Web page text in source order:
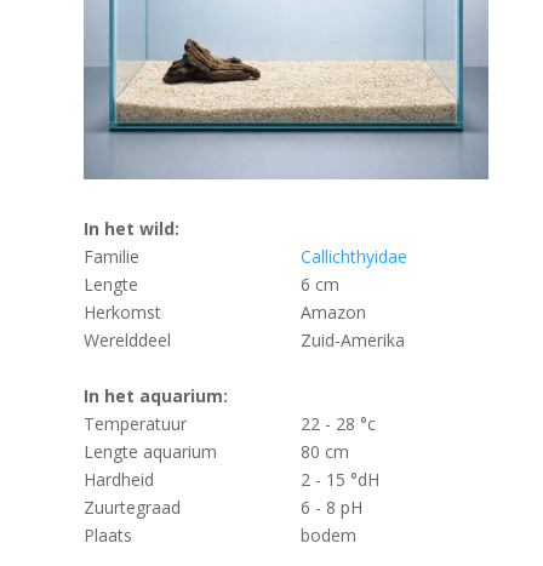
In het wild:
Familie
Callichthyidae
Lengte
6 cm
Herkomst
Amazon
Werelddeel
Zuid-Amerika
In het aquarium:
Temperatuur
22 - 28 °c
Lengte aquarium
80 cm
Hardheid
2 - 15 °dH
Zuurtegraad
6 - 8 pH
Plaats
bodem